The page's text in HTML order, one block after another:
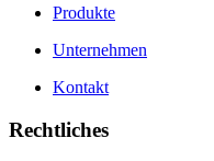
Produkte
Unternehmen
Kontakt
Rechtliches